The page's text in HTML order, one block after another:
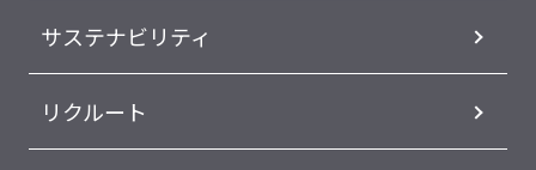
サステナビリティ
リクルート